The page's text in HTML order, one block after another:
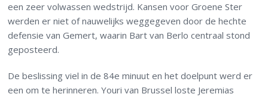
een zeer volwassen wedstrijd. Kansen voor Groene Ster
werden er niet of nauwelijks weggegeven door de hechte
defensie van Gemert, waarin Bart van Berlo centraal stond
geposteerd.
De beslissing viel in de 84e minuut en het doelpunt werd er
een om te herinneren. Youri van Brussel loste Jeremias